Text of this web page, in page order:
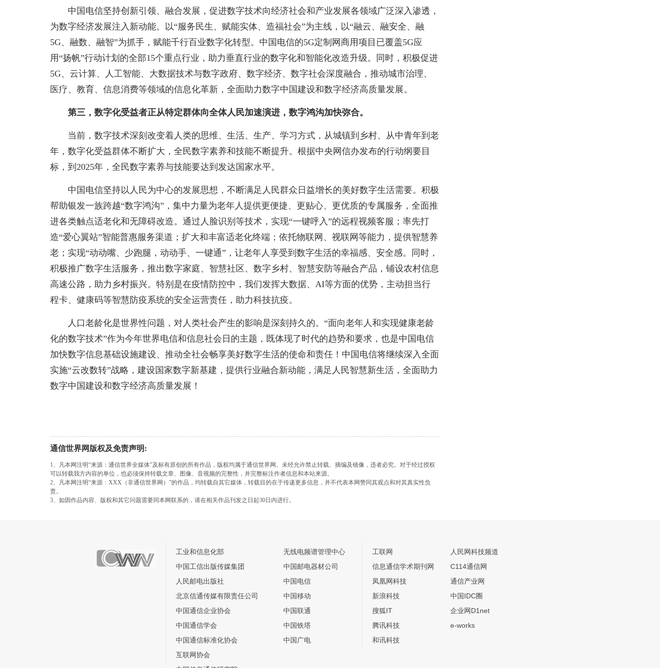
中国电信坚持创新引领、融合发展，促进数字技术向经济社会和产业发展各领域广泛深入渗透，
为数字经济发展注入新动能。以“服务民生、赋能实体、造福社会”为主线，以“融云、融安全、融
5G、融数、融智”为抓手，赋能千行百业数字化转型。中国电信的5G定制网商用项目已覆盖5G应
用“扬帆”行动计划的全部15个重点行业，助力垂直行业的数字化和智能化改造升级。同时，积极促进
5G、云计算、人工智能、大数据技术与数字政府、数字经济、数字社会深度融合，推动城市治理、
医疗、教育、信息消费等领域的信息化革新，全面助力数字中国建设和数字经济高质量发展。
第三，数字化受益者正从特定群体向全体人民加速演进，数字鸿沟加快弥合。
当前，数字技术深刻改变着人类的思维、生活、生产、学习方式，从城镇到乡村、从中青年到老
年，数字化受益群体不断扩大，全民数字素养和技能不断提升。根据中央网信办发布的行动纲要目
标，到2025年，全民数字素养与技能要达到发达国家水平。
中国电信坚持以人民为中心的发展思想，不断满足人民群众日益增长的美好数字生活需要。积极
帮助银发一族跨越“数字鸿沟”，集中力量为老年人提供更便捷、更贴心、更优质的专属服务，全面推
进各类触点适老化和无障碍改造。通过人脸识别等技术，实现“一键呼入”的远程视频客服；率先打
造“爱心翼站”智能普惠服务渠道；扩大和丰富适老化终端；依托物联网、视联网等能力，提供智慧养
老；实现“动动嘴、少跑腿，动动手、一键通”，让老年人享受到数字生活的幸福感、安全感。同时，
积极推广数字生活服务，推出数字家庭、智慧社区、数字乡村、智慧安防等融合产品，铺设农村信息
高速公路，助力乡村振兴。特别是在疫情防控中，我们发挥大数据、AI等方面的优势，主动担当行
程卡、健康码等智慧防疫系统的安全运营责任，助力科技抗疫。
人口老龄化是世界性问题，对人类社会产生的影响是深刻持久的。“面向老年人和实现健康老龄
化的数字技术”作为今年世界电信和信息社会日的主题，既体现了时代的趋势和要求，也是中国电信
加快数字信息基础设施建设、推动全社会畅享美好数字生活的使命和责任！中国电信将继续深入全面
实施“云改数转”战略，建设国家数字新基建，提供行业融合新动能，满足人民智慧新生活，全面助力
数字中国建设和数字经济高质量发展！
通信世界网版权及免责声明:
1、凡本网注明“来源：通信世界全媒体”及标有原创的所有作品，版权均属于通信世界网。未经允许禁止转载、摘编及镜像，违者必究。对于经过授权
可以转载我方内容的单位，也必须保持转载文章、图像、音视频的完整性，并完整标注作者信息和本站来源。
2、凡本网注明“来源：XXX（非通信世界网）”的作品，均转载自其它媒体，转载目的在于传递更多信息，并不代表本网赞同其观点和对其真实性负
责。
3、如因作品内容、版权和其它问题需要同本网联系的，请在相关作品刊发之日起30日内进行。
工业和信息化部
中国工信出版传媒集团
人民邮电出版社
北京信通传媒有限责任公司
中国通信企业协会
中国通信学会
中国通信标准化协会
互联网协会
无线电频谱管理中心
中国邮电器材公司
中国电信
中国移动
中国联通
中国铁塔
中国广电
工联网
信息通信学术期刊网
凤凰网科技
新浪科技
搜狐IT
腾讯科技
和讯科技
人民网科技频道
C114通信网
通信产业网
中国IDC圈
企业网D1net
e-works